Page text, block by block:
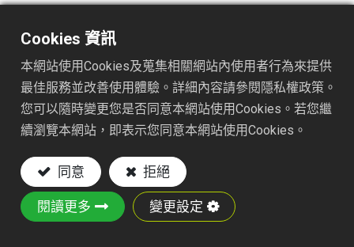
TS1510GJ
DESC. :
WEEDER W/LEVER
NYLON FAST JOINT
Key Features:
Material: Metal wire and iron plate
Powder-Coated Finish: Rust-resistant
Cookies 資訊
本網站使用Cookies及蒐集相關網站內使用者行為來提供
最佳服務並改善使用體驗。詳細內容請參閱隱私權政策。
您可以隨時變更您是否同意本網站使用Cookies。若您繼
續瀏覽本網站，即表示您同意本網站使用Cookies。
同意 拒絕
閱讀更多 變更設定